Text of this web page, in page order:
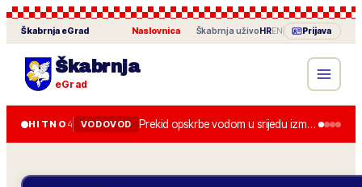
Škabrnja eGrad Naslovnica Škabrnja uživoHREN Prijava
Škabrnja
eGrad
HITNO 4 VODOVOD Prekid opskrbe vodom u srijedu između 8.00 i 13.00 zbog zamjene zasuna.